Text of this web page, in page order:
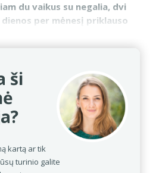
du vaikus su negalia, dvi
per mėnesį priklauso
ši
kartą ar tik
turinio galite